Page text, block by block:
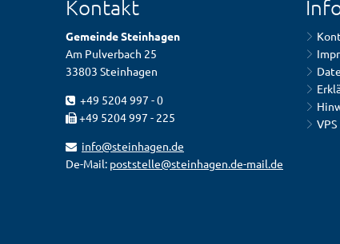
Kontakt
Gemeinde Steinhagen
Am Pulverbach 25
33803 Steinhagen
+49 5204 997 - 0
+49 5204 997 - 225
info@steinhagen.de
De-Mail: poststelle@steinhagen.de-mail.de
VPS